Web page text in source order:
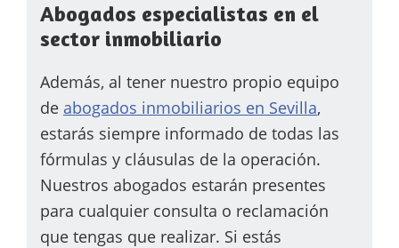
Abogados especialistas en el
sector inmobiliario
Además, al tener nuestro propio equipo
de abogados inmobiliarios en Sevilla,
estarás siempre informado de todas las
fórmulas y cláusulas de la operación.
Nuestros abogados estarán presentes
para cualquier consulta o reclamación
que tengas que realizar. Si estás